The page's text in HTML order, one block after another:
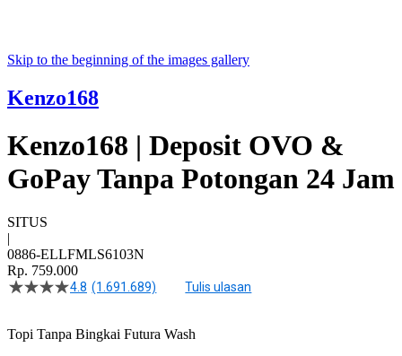
Skip to the beginning of the images gallery
Kenzo168
Kenzo168 | Deposit OVO &
GoPay Tanpa Potongan 24 Jam
SITUS
0886-ELLFMLS6103N
Rp. 759.000
4.5
bintang,
4.8 (1.691.689) Tulis ulasan
Topi Tanpa Bingkai Futura Wash